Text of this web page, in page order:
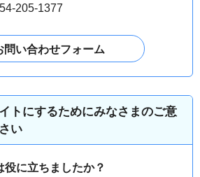
205-1377
トにするためにみなさまのご意
い
役に立ちましたか？